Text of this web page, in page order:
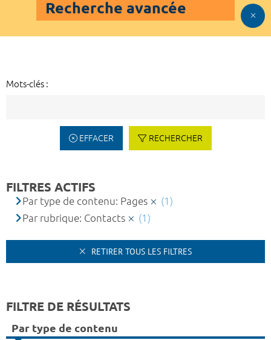
Recherche avancée
Mots-clés :
EFFACER RECHERCHER
FILTRES ACTIFS
Par type de contenu: Pages
(1)
Par rubrique: Contacts
(1)
RETIRER TOUS LES FILTRES
FILTRE DE RÉSULTATS
Par type de contenu